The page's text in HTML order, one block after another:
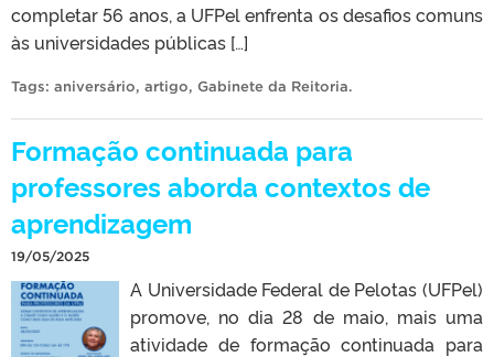
completar 56 anos, a UFPel enfrenta os desafios comuns
às universidades públicas […]
Tags: aniversário, artigo, Gabinete da Reitoria.
Formação continuada para
professores aborda contextos de
aprendizagem
19/05/2025
A Universidade Federal de Pelotas (UFPel)
promove, no dia 28 de maio, mais uma
atividade de formação continuada para